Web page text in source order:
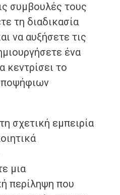
συμβουλές τους
τη διαδικασία
να αυξήσετε τις
ένα
κεντρίσει το
σχετική εμπειρία
μια
περίληψη που